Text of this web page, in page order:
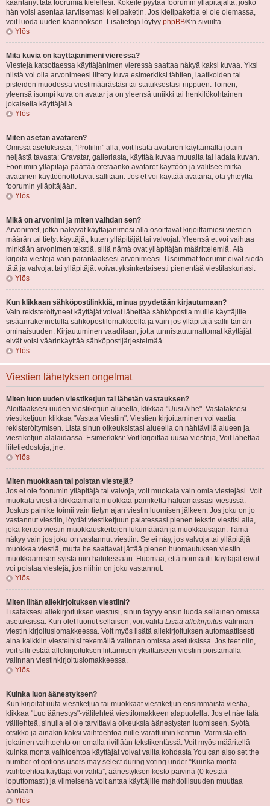
kääntänyt tätä foorumia kielellesi. Kokeile pyytää foorumin ylläpitäjältä, josko
hän voisi asentaa tarvitsemasi kielipaketin. Jos kielipakettia ei ole olemassa,
voit luoda uuden käännöksen. Lisätietoja löytyy phpBB®:n sivuilta.
Ylös
Mitä kuvia on käyttäjänimeni vieressä?
Viestejä katsottaessa käyttäjänimen vieressä saattaa näkyä kaksi kuvaa. Yksi
niistä voi olla arvonimeesi liitetty kuva esimerkiksi tähtien, laatikoiden tai
pisteiden muodossa viestimäärästäsi tai statuksestasi riippuen. Toinen,
yleensä isompi kuva on avatar ja on yleensä uniikki tai henkilökohtainen
jokaisella käyttäjällä.
Ylös
Miten asetan avataren?
Omissa asetuksissa, “Profiilin” alla, voit lisätä avataren käyttämällä jotain
neljästä tavasta: Gravatar, galleriasta, käyttää kuvaa muualta tai ladata kuvan.
Foorumin ylläpitäjä päättää otetaanko avataret käyttöön ja valitsee mitkä
avatarien käyttöönottotavat sallitaan. Jos et voi käyttää avataria, ota yhteyttä
foorumin ylläpitäjään.
Ylös
Mikä on arvonimi ja miten vaihdan sen?
Arvonimet, jotka näkyvät käyttäjänimesi alla osoittavat kirjoittamiesi viestien
määrän tai tietyt käyttäjät, kuten ylläpitäjät tai valvojat. Yleensä et voi vaihtaa
minkään arvonimen tekstiä, sillä nämä ovat ylläpitäjän määrittelemiä. Älä
kirjoita viestejä vain parantaaksesi arvonimeäsi. Useimmat foorumit eivät siedä
tätä ja valvojat tai ylläpitäjät voivat yksinkertaisesti pienentää viestilaskuriasi.
Ylös
Kun klikkaan sähköpostilinkkiä, minua pyydetään kirjautumaan?
Vain rekisteröityneet käyttäjät voivat lähettää sähköpostia muille käyttäjille
sisäänrakennetulla sähköpostilomakkeella ja vain jos ylläpitäjä sallii tämän
ominaisuuden. Kirjautuminen vaaditaan, jotta tunnistautumattomat käyttäjät
eivät voisi väärinkäyttää sähköpostijärjestelmää.
Ylös
Viestien lähetyksen ongelmat
Miten luon uuden viestiketjun tai lähetän vastauksen?
Aloittaaksesi uuden viestiketjun alueella, klikkaa "Uusi Aihe". Vastataksesi
viestiketjuun klikkaa "Vastaa Viestiin". Viestien kirjoittaminen voi vaatia
rekisteröitymisen. Lista sinun oikeuksistasi alueella on nähtävillä alueen ja
viestiketjun alalaidassa. Esimerkiksi: Voit kirjoittaa uusia viestejä, Voit lähettää
liitetiedostoja, jne.
Ylös
Miten muokkaan tai poistan viestejä?
Jos et ole foorumin ylläpitäjä tai valvoja, voit muokata vain omia viestejäsi. Voit
muokata viestiä klikkaamalla muokkaa-painiketta haluamassasi viestissä.
Joskus painike toimii vain tietyn ajan viestin luomisen jälkeen. Jos joku on jo
vastannut viestiin, löydät viestiketjuun palatessasi pienen tekstin viestisi alla,
joka kertoo viestin muokkauskertojen lukumäärän ja muokkausajan. Tämä
näkyy vain jos joku on vastannut viestiin. Se ei näy, jos valvoja tai ylläpitäjä
muokkaa viestiä, mutta he saattavat jättää pienen huomautuksen viestin
muokkaamisen syistä niin halutessaan. Huomaa, että normaalit käyttäjät eivät
voi poistaa viestejä, jos niihin on joku vastannut.
Ylös
Miten liitän allekirjoituksen viestiini?
Lisätäksesi allekirjoituksen viestiisi, sinun täytyy ensin luoda sellainen omissa
asetuksissa. Kun olet luonut sellaisen, voit valita Lisää allekirjoitus-valinnan
viestin kirjoituslomakkeessa. Voit myös lisätä allekirjoituksen automaattisesti
aina kaikkiin viesteihisi tekemällä valinnan omissa asetuksissa. Jos teet niin,
voit silti estää allekirjoituksen liittämisen yksittäiseen viestiin poistamalla
valinnan viestinkirjoituslomakkeessa.
Ylös
Kuinka luon äänestyksen?
Kun kirjoitat uuta viestiketjua tai muokkaat viestiketjun ensimmäistä viestiä,
klikkaa "Luo äänestys"-välilehteä viestilomakkeen alapuolella. Jos et näe tätä
välilehteä, sinulla ei ole tarvittavia oikeuksia äänestysten luomiseen. Syötä
otsikko ja ainakin kaksi vaihtoehtoa niille varattuihin kenttiin. Varmista että
jokainen vaihtoehto on omalla rivillään tekstikentässä. Voit myös määritellä
kuinka monta vaihtoehtoa käyttäjät voivat valita kohdasta You can also set the
number of options users may select during voting under “Kuinka monta
vaihtoehtoa käyttäjä voi valita”, äänestyksen kesto päivinä (0 kestää
loputtomasti) ja viimeisenä voit antaa käyttäjille mahdollisuuden muuttaa
ääntään.
Ylös